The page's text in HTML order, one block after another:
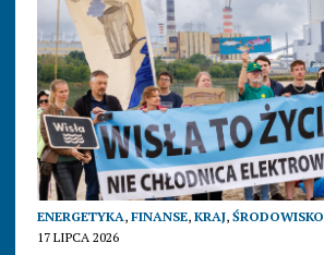
ENERGETYKA, FINANSE, KRAJ, ŚRODOWISKO
17 LIPCA 2026